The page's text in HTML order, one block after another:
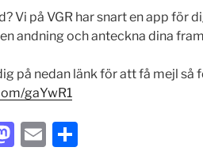
Vi på VGR har snart en app för
andning och anteckna dina
på nedan länk för att få mejl så
gaYwR1
M E